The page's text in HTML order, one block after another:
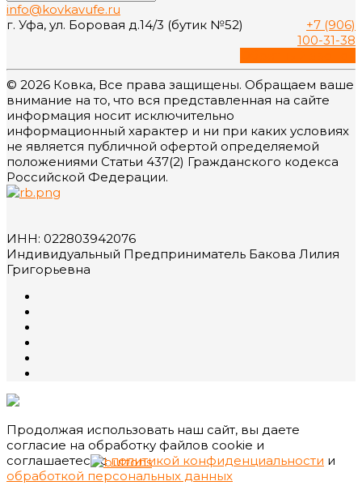
info@kovkavufe.ru
г. Уфа, ул. Боровая д.14/3 (бутик №52)
+7 (906)
100-31-38
© 2026 Ковка, Все права защищены. Обращаем ваше
внимание на то, что вся представленная на сайте
информация носит исключительно
информационный характер и ни при каких условиях
не является публичной офертой определяемой
положениями Статьи 437(2) Гражданского кодекса
Российской Федерации.
ИНН: 022803942076
Индивидуальный Предприниматель Бакова Лилия
Григорьевна
Продолжая использовать наш сайт, вы даете
согласие на обработку файлов cookie и
соглашаетесь сполитикой конфиденциальности и
обработкой персональных данных